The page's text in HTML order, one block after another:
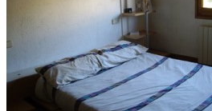
93 830 14 35